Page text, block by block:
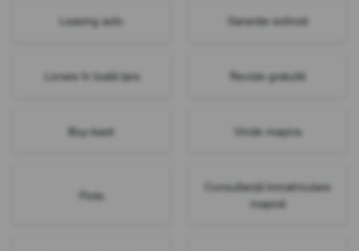
Leasing auto Garanție extinsă
Livrare în toată țara Revizie gratuită
Buy-back Vinde mașina
Flote
Consultanță înmatriculare
mașină